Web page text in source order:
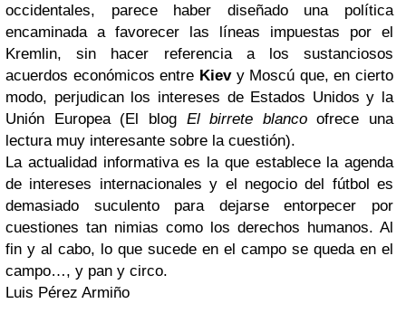
occidentales, parece haber diseñado una política
encaminada a favorecer las líneas impuestas por el
Kremlin, sin hacer referencia a los sustanciosos
acuerdos económicos entre Kievy Moscú que, en cierto
modo, perjudican los intereses de Estados Unidos y la
Unión Europea (El blog El birrete blancoofrece una
lectura muy interesante sobre la cuestión).
La actualidad informativa es la que establece la agenda
de intereses internacionales y el negocio del fútbol es
demasiado suculento para dejarse entorpecer por
cuestiones tan nimias como los derechos humanos. Al
fin y al cabo, lo que sucede en el campo se queda en el
campo…, y pan y circo.
Luis Pérez Armiño